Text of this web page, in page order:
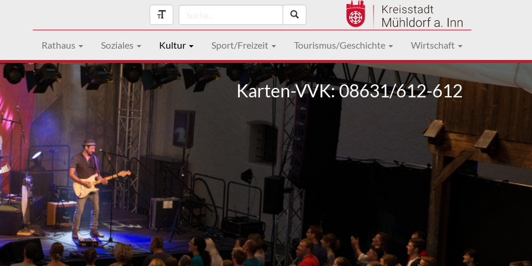
Rathaus Soziales Kultur Sport/Freizeit Tourismus/Geschichte Wirtschaft
Karten-VVK: 08631/612-612